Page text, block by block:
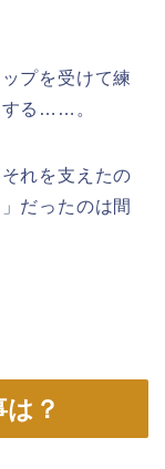
プを受けて練
する……。
れを支えたの
だったのは間
？